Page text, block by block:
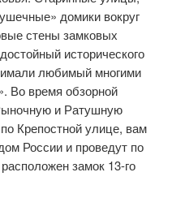
домики вокруг
стены замковых
исторического
любимый многими
Во время обзорной
и Ратушную
Крепостной улице, вам
России и проведут по
замок 13-го